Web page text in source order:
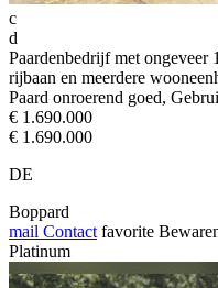
c
d
Paardenbedrijf met ongeveer
rijbaan en meerdere
Paard onroerend goed,
€ 1.690.000
€ 1.690.000
DE
Boppard
mail Contact favorite
Platinum